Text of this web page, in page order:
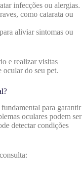
infecções ou alergias.
como catarata ou
aliviar sintomas ou
e realizar visitas
ocular do seu pet.
para garantir
oculares podem ser
detectar condições